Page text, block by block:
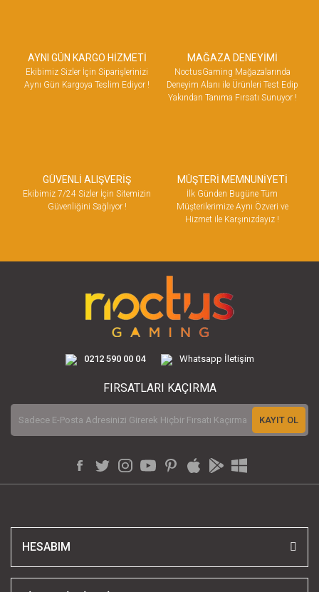
AYNI GÜN KARGO HİZMETİ
Ekibimiz Sizler İçin Siparişlerinizi
Aynı Gün Kargoya Teslim Ediyor !
MAĞAZA DENEYİMİ
NoctusGaming Mağazalarında
Deneyim Alanı ile Ürünleri Test Edip
Yakından Tanıma Fırsatı Sunuyor !
GÜVENLİ ALIŞVERİŞ
Ekibimiz 7/24 Sizler İçin Sitemizin
Güvenliğini Sağlıyor !
MÜŞTERİ MEMNUNİYETİ
İlk Günden Bugüne Tüm
Müşterilerimize Aynı Özveri ve
Hizmet ile Karşınızdayız !
0212 590 00 04 Whatsapp İletişim
FIRSATLARI KAÇIRMA
KAYIT OL
HESABIM